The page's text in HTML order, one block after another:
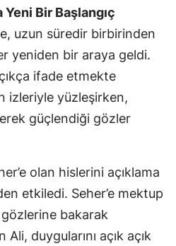
Bir Başlangıç
uzun süredir birbirinden
yeniden bir araya geldi.
ifade etmekte
izleriyle yüzleşirken,
güçlendiği gözler
olan hislerini açıklama
etkiledi. Seher’e mektup
gözlerine bakarak
duygularını açık açık